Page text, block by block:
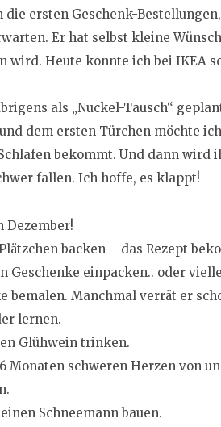
die ersten Geschenk-
Er hat selbst kleine
wird. Heute konnte ich bei IKEA
als „Nuckel-Tausch“
dem ersten Türchen möchte
bekommt. Und dann wird
fallen. Ich hoffe, es klappt!
Dezember!
backen – das Rezept
Geschenke einpacken.. oder
bemalen. Manchmal verrät er
lernen.
Glühwein trinken.
Monaten schweren Herzen von
Schneemann bauen.